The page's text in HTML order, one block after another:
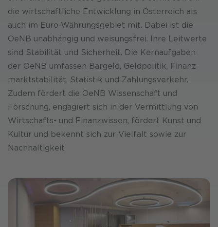
die wirtschaftliche Entwicklung in Österreich als
auch im Euro-Währungs­gebiet mit. Dabei ist die
OeNB unabhängig und weisungsfrei. Ihre Leit­werte
sind Stabilität und Sicherheit. Die Kern­aufgaben
der OeNB umfassen Bargeld, Geldpolitik, Finanz­
markt­stabilität, Statistik und Zahlungs­verkehr.
Zudem fördert die OeNB Wissenschaft und
Forschung, engagiert sich in der Vermittlung von
Wirtschafts- und Finanz­wissen, fördert Kunst und
Kultur und bekennt sich zur Vielfalt sowie zur
Nachhaltigkeit